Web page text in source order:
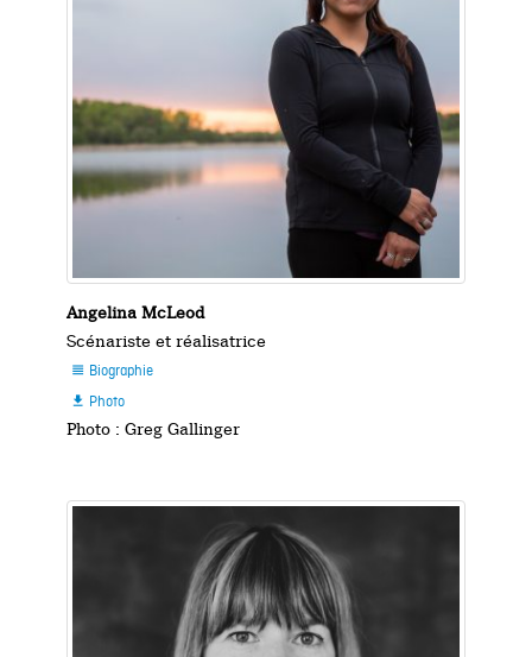
Angelina McLeod
Scénariste et réalisatrice
 Biographie
 Photo
Photo : Greg Gallinger